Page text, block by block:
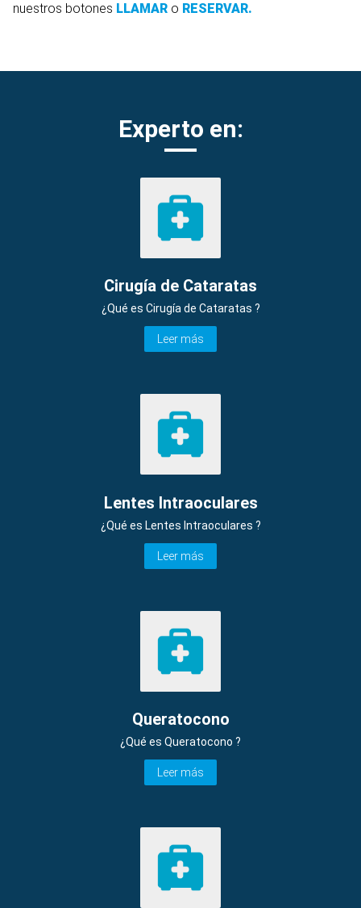
nuestros botones LLAMAR o RESERVAR.
Experto en:
Cirugía de Cataratas
¿Qué es Cirugía de Cataratas ?
Leer más
Lentes Intraoculares
¿Qué es Lentes Intraoculares ?
Leer más
Queratocono
¿Qué es Queratocono ?
Leer más